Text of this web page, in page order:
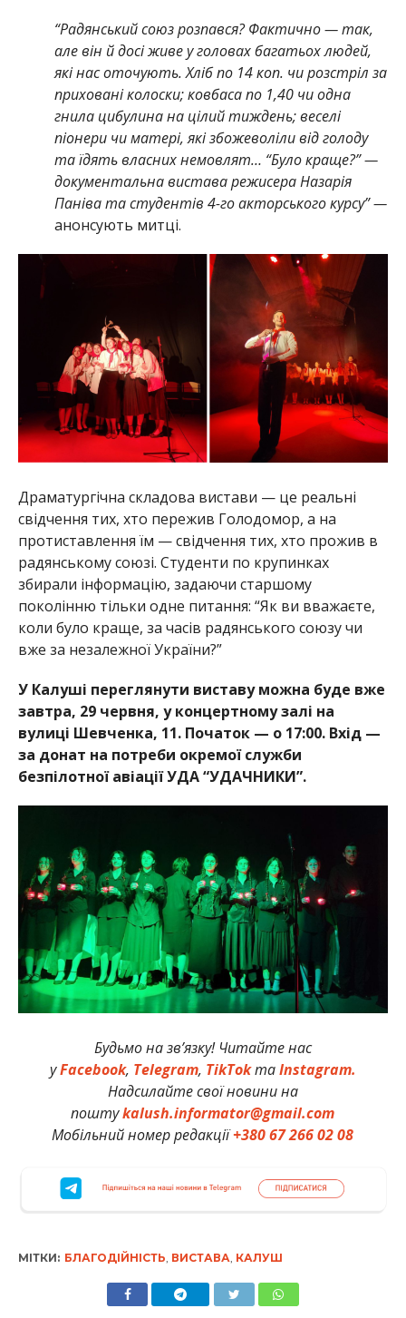
“Радянський союз розпався? Фактично — так,
але він й досі живе у головах багатьох людей,
які нас оточують. Хліб по 14 коп. чи розстріл за
приховані колоски; ковбаса по 1,40 чи одна
гнила цибулина на цілий тиждень; веселі
піонери чи матері, які збожеволіли від голоду
та їдять власних немовлят… “Було краще?” —
документальна вистава режисера Назарія
Паніва та студентів 4-го акторського курсу” —
анонсують митці.
Драматургічна складова вистави — це реальні
свідчення тих, хто пережив Голодомор, а на
протиставлення їм — свідчення тих, хто прожив в
радянському союзі. Студенти по крупинках
збирали інформацію, задаючи старшому
поколінню тільки одне питання: “Як ви вважаєте,
коли було краще, за часів радянського союзу чи
вже за незалежної України?”
У Калуші переглянути виставу можна буде вже
завтра, 29 червня, у концертному залі на
вулиці Шевченка, 11. Початок — о 17:00. Вхід —
за донат на потреби окремої служби
безпілотної авіації УДА “УДАЧНИКИ”.
Будьмо на зв’язку! Читайте нас
уFacebook, Telegram, TikTokтаInstagram.
Надсилайте свої новини на
поштуkalush.informator@gmail.com
Мобільний номер редакції+380 67 266 02 08
МІТКИ: БЛАГОДІЙНІСТЬ ВИСТАВА КАЛУШ